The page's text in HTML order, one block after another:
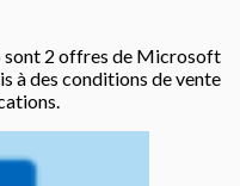
2 offres de Microsoft
à des conditions de vente